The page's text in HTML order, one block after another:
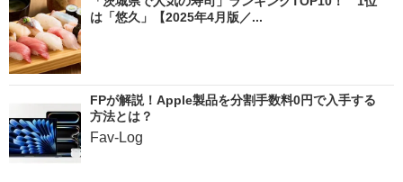
は「悠久」【2025年4月版／...
FPが解説！Apple製品を分割手数料0円で入手する
方法とは？
Fav-Log